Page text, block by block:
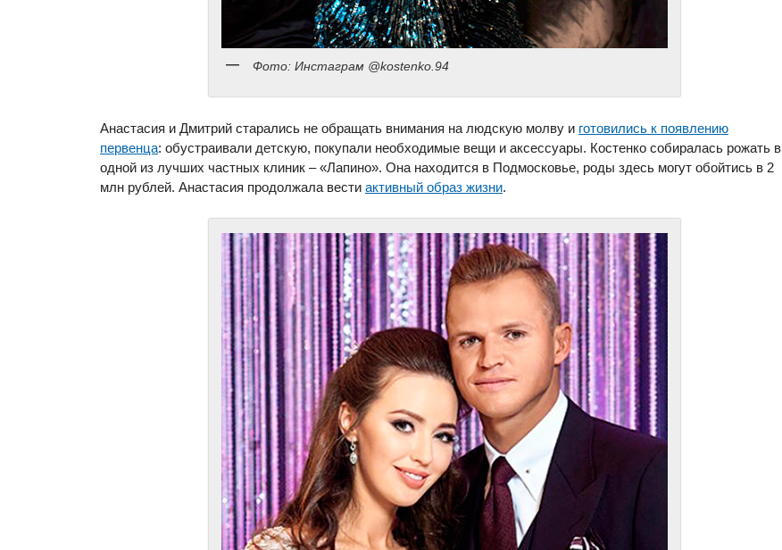
Фото: Инстаграм @kostenko.94
Анастасия и Дмитрий старались не обращать внимания на людскую молву и готовились к появлению
первенца: обустраивали детскую, покупали необходимые вещи и аксессуары. Костенко собиралась рожать в
одной из лучших частных клиник – «Лапино». Она находится в Подмосковье, роды здесь могут обойтись в 2
млн рублей. Анастасия продолжала вести активный образ жизни.